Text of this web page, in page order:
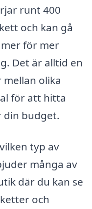
runt 400
och kan gå
för mer
Det är alltid en
olika
för att hitta
din budget.
typ av
många av
där du kan se
och